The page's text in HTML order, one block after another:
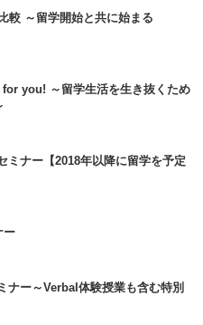
～留学開始と共に始まる
you! ～留学生活を生き抜くため
ナー【2018年以降に留学を予定
ー
ー～Verbal体験授業も含む特別